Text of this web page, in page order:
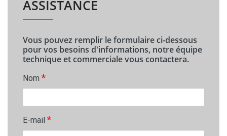
ASSISTANCE
Vous pouvez remplir le formulaire ci-dessous
pour vos besoins d'informations, notre équipe
technique et commerciale vous contactera.
Nom *
E-mail *